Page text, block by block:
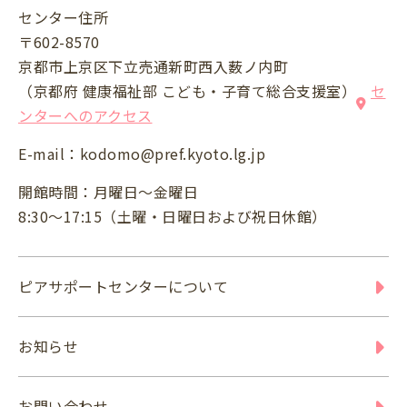
センター住所
〒602-8570
京都市上京区下立売通新町西入薮ノ内町
（京都府 健康福祉部 こども・子育て総合支援室）
セ
ンターへのアクセス
E-mail： kodomo@pref.kyoto.lg.jp
開館時間：月曜日～金曜日
8:30～17:15（土曜・日曜日および祝日休館）
ピアサポートセンターについて
お知らせ